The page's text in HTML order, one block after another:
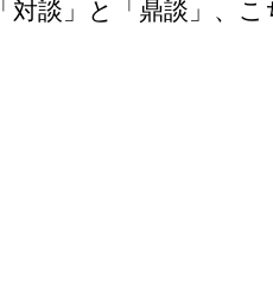
対談」と「鼎談」、